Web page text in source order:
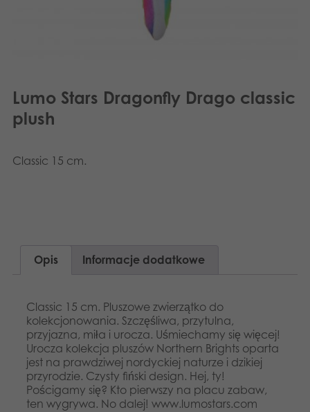
Lumo Stars Dragonfly Drago classic
plush
Classic 15 cm.
Opis Informacje dodatkowe
Classic 15 cm. Pluszowe zwierzątko do
kolekcjonowania. Szczęśliwa, przytulna,
przyjazna, miła i urocza. Uśmiechamy się więcej!
Urocza kolekcja pluszów Northern Brights oparta
jest na prawdziwej nordyckiej naturze i dzikiej
przyrodzie. Czysty fiński design. Hej, ty!
Pościgamy się? Kto pierwszy na placu zabaw,
ten wygrywa. No dalej! www.lumostars.com